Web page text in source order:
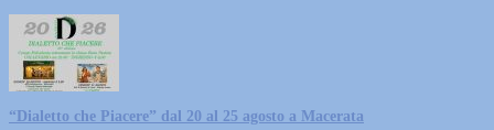
“Dialetto che Piacere” dal 20 al 25 agosto a Macerata